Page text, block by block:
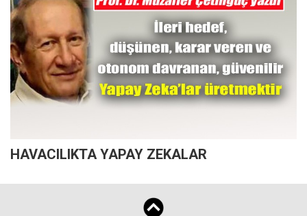
HAVACILIKTA YAPAY ZEKALAR